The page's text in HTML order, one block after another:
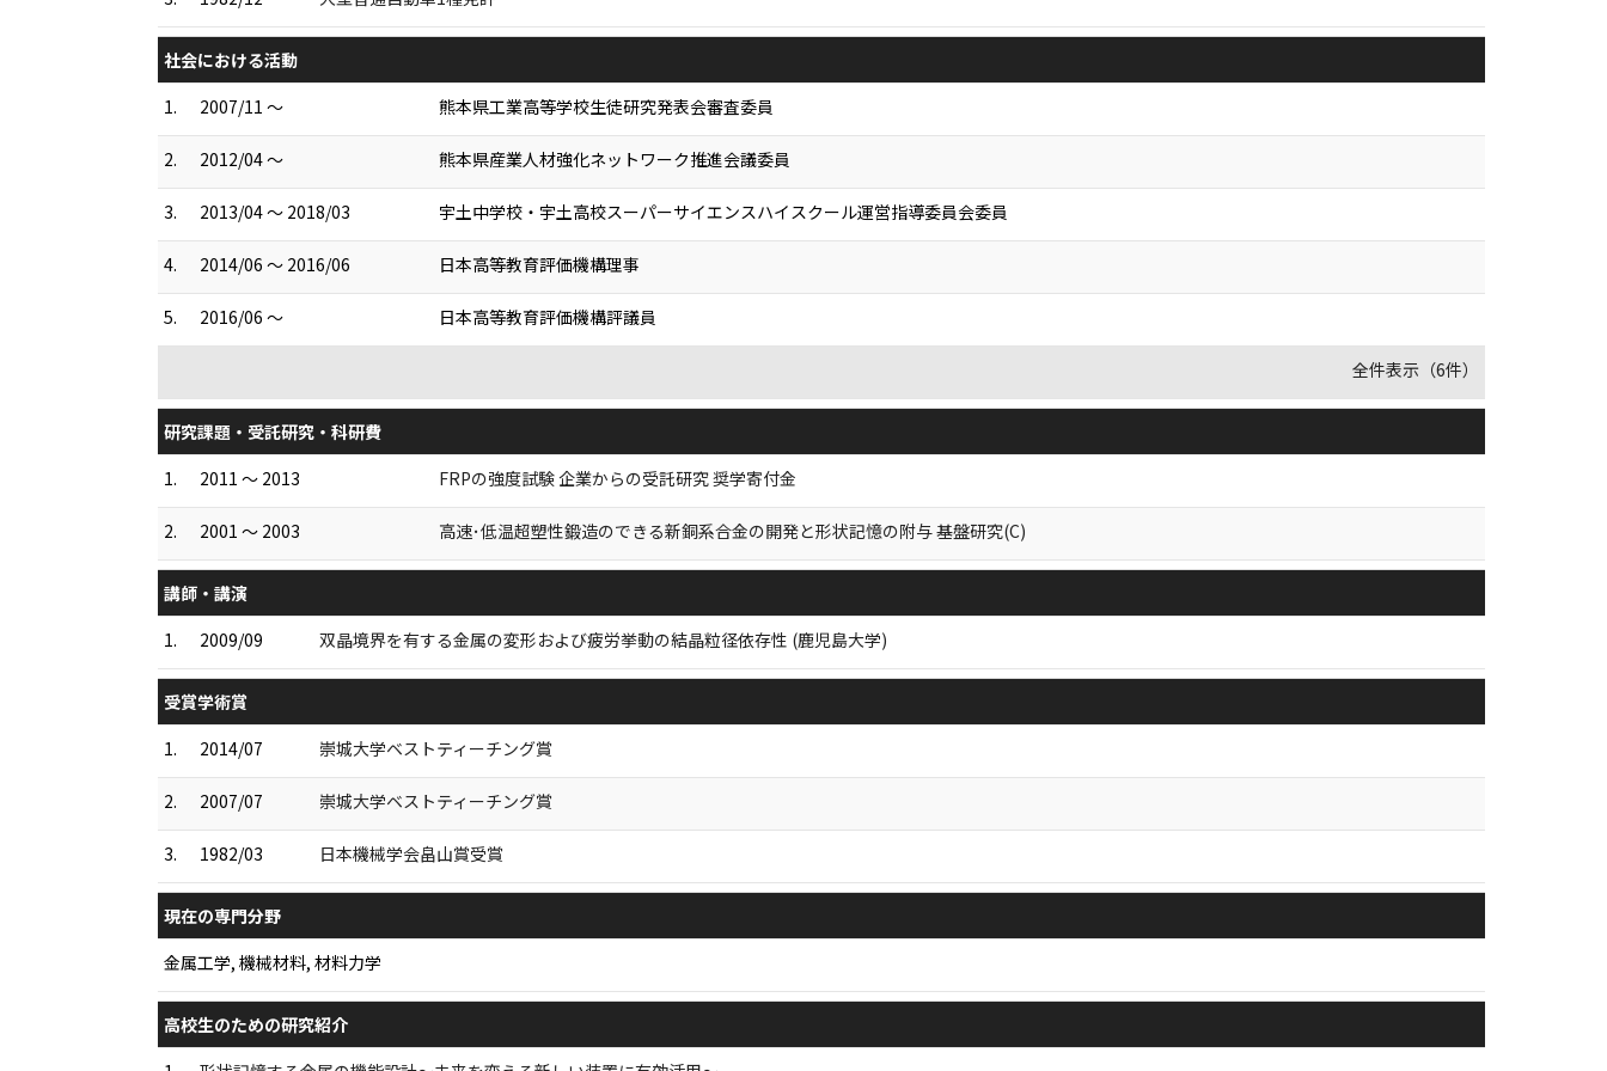
社会における活動
1.
2007/11 ～ 熊本県工業高等学校生徒研究発表会審査委員
2. 2012/04 ～ 熊本県産業人材強化ネットワーク推進会議委員
3. 2013/04 ～ 2018/03 宇土中学校・宇土高校スーパーサイエンスハイスクール運営指導委員会委員
4. 2014/06 ～ 2016/06 日本高等教育評価機構理事
5. 2016/06 ～ 日本高等教育評価機構評議員
全件表示（6件）
研究課題・受託研究・科研費
1.
2011 ～ 2013 FRPの強度試験 企業からの受託研究 奨学寄付金
2. 2001 ～ 2003 高速･低温超塑性鍛造のできる新銅系合金の開発と形状記憶の附与 基盤研究(C)
講師・講演
1.
2009/09 双晶境界を有する金属の変形および疲労挙動の結晶粒径依存性 (鹿児島大学)
受賞学術賞
1.
2014/07 崇城大学ベストティーチング賞
2. 2007/07 崇城大学ベストティーチング賞
3. 1982/03 日本機械学会畠山賞受賞
現在の専門分野
金属工学, 機械材料, 材料力学
高校生のための研究紹介